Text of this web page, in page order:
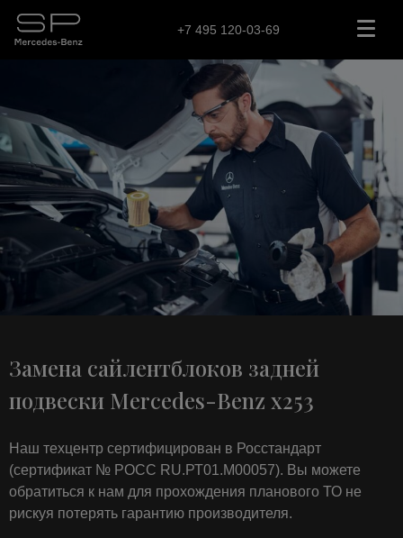
+7 495 120-03-69
Замена сайлентблоков задней
подвески Mercedes-Benz x253
Наш техцентр сертифицирован в Росстандарт
(сертификат № РОСС RU.РТ01.М00057). Вы можете
обратиться к нам для прохождения планового ТО не
рискуя потерять гарантию производителя.